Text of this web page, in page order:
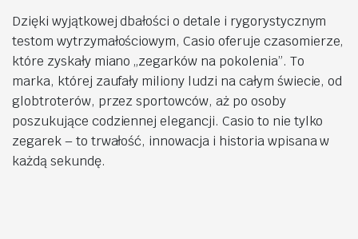
Dzięki wyjątkowej dbałości o detale i rygorystycznym
testom wytrzymałościowym, Casio oferuje czasomierze,
które zyskały miano „zegarków na pokolenia”. To
marka, której zaufały miliony ludzi na całym świecie, od
globtroterów, przez sportowców, aż po osoby
poszukujące codziennej elegancji. Casio to nie tylko
zegarek – to trwałość, innowacja i historia wpisana w
każdą sekundę.